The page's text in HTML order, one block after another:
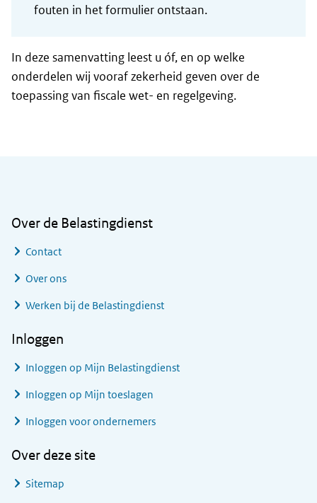
fouten in het formulier ontstaan.
In deze samenvatting leest u óf, en op welke
onderdelen wij vooraf zekerheid geven over de
toepassing van fiscale wet- en regelgeving.
Over de Belastingdienst
Contact
Over ons
Werken bij de Belastingdienst
Inloggen
Inloggen op Mijn Belastingdienst
Inloggen op Mijn toeslagen
Inloggen voor ondernemers
Over deze site
Sitemap